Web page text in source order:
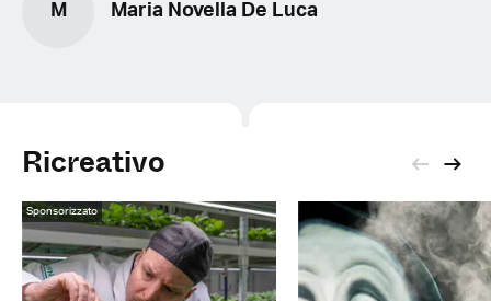
M Maria Novella De Luca
Ricreativo
Sponsorizzato